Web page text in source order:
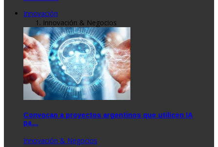
Innovación
Innovación & Negocios
Convocan a proyectos argentinos que utilicen IA
pa…
Innovación & Negocios